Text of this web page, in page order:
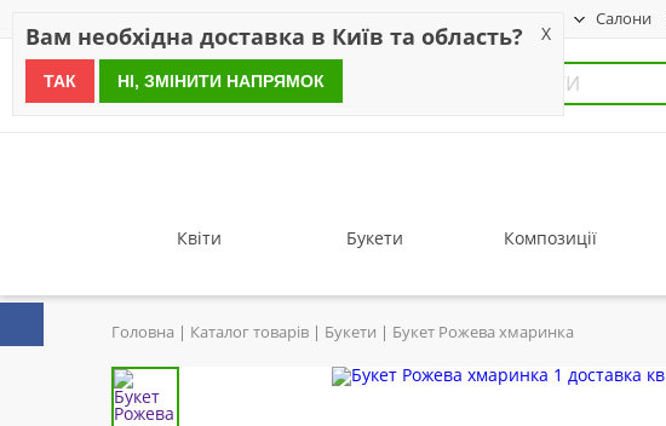
Салони
since 1999
Квіти Букети Композиції
Головна Каталог товарів Букети Букет Рожева хмаринка
Вам необхідна доставка в Київ та область? X
ТАК НІ, ЗМІНИТИ НАПРЯМОК